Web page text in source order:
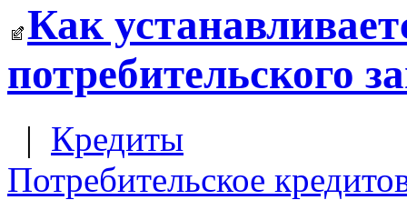
Как
потребительского
| Кредиты
Потребительское